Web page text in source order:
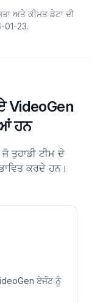
ਅਤੇ ਕੀਮਤ ਡੇਟਾ ਦੀ
01-23.
VideoGen
ਹਨ
ਤੁਹਾਡੀ ਟੀਮ ਦੇ
ਕਰਦੇ ਹਨ।
ਏਜੰਟ ਨੂੰ